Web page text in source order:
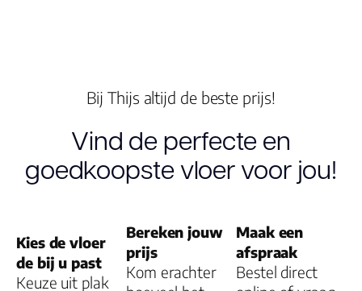
Aantal per
Dikte toplaag
(mm)
0.55
(mm)
2.5
Montage Plak PVC
Bij Thijs altijd de beste prijs!
Vind de perfecte en
goedkoopste vloer voor jou!
Kies de vloer
de bij u past
Keuze uit plak
Bereken jouw
prijs
Kom erachter
Maak een
afspraak
Bestel direct